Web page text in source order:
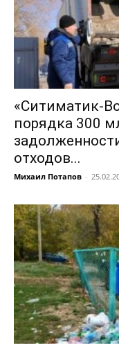
«Ситиматик-
порядка 300
отходов...
Михаил Потапов -